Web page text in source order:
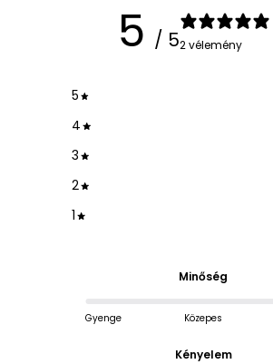
5 / 52 vélemény
5
4
3
2
1
Minőség
Gyenge Közepes
Kényelem